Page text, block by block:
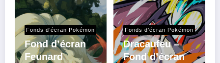
Fonds d’écran Pokémon
Fond d’écran
Feunard
Fonds d’écran Pokémon
Dracaufeu –
Fond d’écran